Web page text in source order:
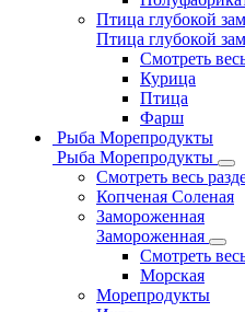
Птица глубокой
Птица глубокой
Смотреть
Курица
Птица
Фарш
Рыба Морепродукты
Рыба Морепродукты
Смотреть весь
Копченая Соленая
Замороженная
Замороженная
Смотреть
Морская
Морепродукты